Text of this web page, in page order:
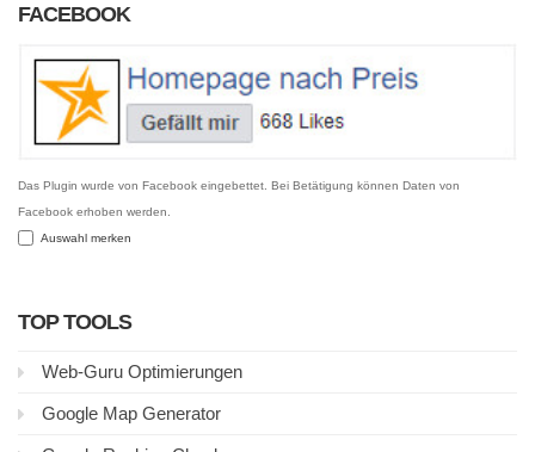
FACEBOOK
Das Plugin wurde von Facebook eingebettet. Bei Betätigung können Daten von
Facebook erhoben werden.
Auswahl merken
TOP TOOLS
Web-Guru Optimierungen
Google Map Generator